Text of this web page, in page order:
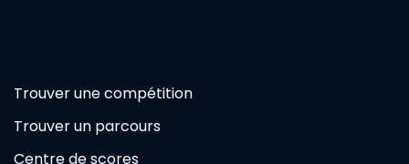
Trouver une compétition
Trouver un parcours
Centre de scores